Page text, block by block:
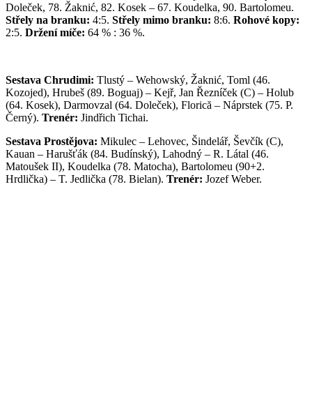
Doleček, 78. Žaknić, 82. Kosek – 67. Koudelka, 90. Bartolomeu.
Střely na branku: 4:5. Střely mimo branku: 8:6. Rohové kopy:
2:5. Držení míče: 64 % : 36 %.
Sestava Chrudimi: Tlustý – Wehowský, Žaknić, Toml (46.
Kozojed), Hrubeš (89. Boguaj) – Kejř, Jan Řezníček (C) – Holub
(64. Kosek), Darmovzal (64. Doleček), Florică – Náprstek (75. P.
Černý). Trenér: Jindřich Tichai.
Sestava Prostějova: Mikulec – Lehovec, Šindelář, Ševčík (C),
Kauan – Harušťák (84. Budínský), Lahodný – R. Látal (46.
Matoušek II), Koudelka (78. Matocha), Bartolomeu (90+2.
Hrdlička) – T. Jedlička (78. Bielan). Trenér: Jozef Weber.